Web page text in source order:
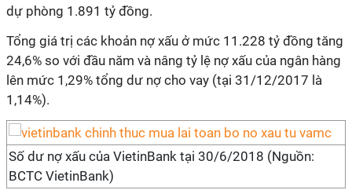
dự phòng 1.891 tỷ đồng.
Tổng giá trị các khoản nợ xấu ở mức 11.228 tỷ đồng tăng
24,6% so với đầu năm và nâng tỷ lệ nợ xấu của ngân hàng
lên mức 1,29% tổng dư nợ cho vay (tại 31/12/2017 là
1,14%).
Số dư nợ xấu của VietinBank tại 30/6/2018 (Nguồn:
BCTC VietinBank)